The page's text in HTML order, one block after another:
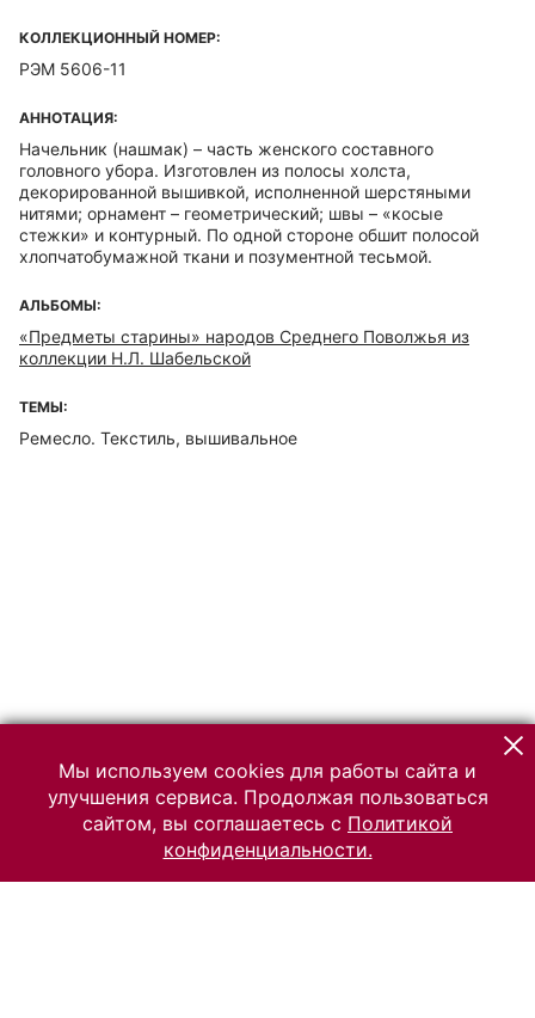
КОЛЛЕКЦИОННЫЙ НОМЕР:
РЭМ 5606-11
АННОТАЦИЯ:
Начельник (нашмак) – часть женского составного
головного убора. Изготовлен из полосы холста,
декорированной вышивкой, исполненной шерстяными
нитями; орнамент – геометрический; швы – «косые
стежки» и контурный. По одной стороне обшит полосой
хлопчатобумажной ткани и позументной тесьмой.
АЛЬБОМЫ:
«Предметы старины» народов Среднего Поволжья из
коллекции Н.Л. Шабельской
ТЕМЫ:
Ремесло. Текстиль, вышивальное
Мы используем cookies для работы сайта и
улучшения сервиса. Продолжая пользоваться
сайтом, вы соглашаетесь с Политикой
конфиденциальности.